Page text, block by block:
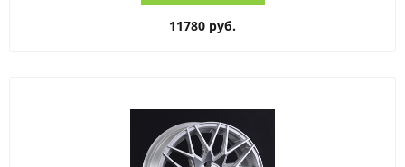
11780 руб.